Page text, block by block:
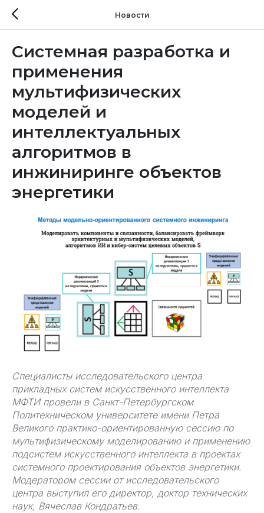
Новости
Системная разработка и
применения
мультифизических
моделей и
интеллектуальных
алгоритмов в
инжиниринге объектов
энергетики
Специалисты исследовательского центра
прикладных систем искусственного интеллекта
МФТИ провели в Санкт-Петербургском
Политехническом университете имени Петра
Великого практико-ориентированную сессию по
мультифизическому моделированию и применению
подсистем искусственного интеллекта в проектах
системного проектирования объектов энергетики.
Модератором сессии от исследовательского
центра выступил его директор, доктор технических
наук, Вячеслав Кондратьев.